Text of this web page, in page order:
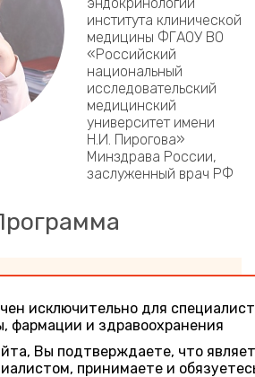
института клинической
медицины ФГАОУ ВО
«Российский
национальный
исследовательский
медицинский
университет имени
Н.И. Пирогова»
Минздрава России,
заслуженный врач РФ
Юльевна
исключительно для
фармации и здравоохранения
Вы подтверждаете, что
принимаете и